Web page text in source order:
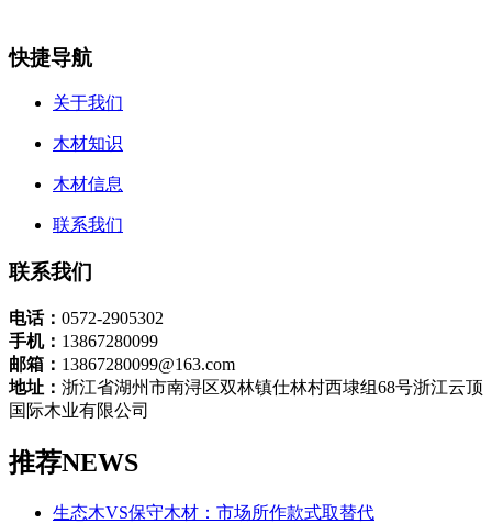
快捷导航
关于我们
木材知识
木材信息
联系我们
联系我们
电话： 0572-2905302
手机： 13867280099
邮箱： 13867280099@163.com
地址： 浙江省湖州市南浔区双林镇仕林村西埭组68号浙江云顶
国际木业有限公司
推荐NEWS
生态木VS保守木材：市场所作款式取替代